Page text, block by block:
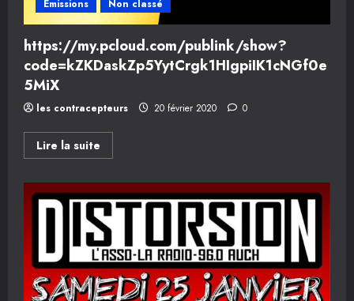
Emissions Non classé
https://my.pcloud.com/publink/show?
code=kZKDaskZp5YytCrgk1HIgpiIK1cNGf0e
5MiX
les contracepteurs 20 février 2020 0
Lire la suite
savoir
https://my.pcloud.com/publink/show?